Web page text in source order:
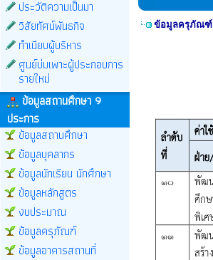
ประวัติความเป็นมา
วิสัยทัศน์พันธกิจ
ทำเนียบผู้บริหาร
ศูนย์บ่มเพาะผู้ประกอบการ
รายใหม่
ข้อมูลสถานศึกษา 9
ประการ
ข้อมูลสถานศึกษา
ข้อมูลบุคลากร
ข้อมูลนักเรียน นักศึกษา
ข้อมูลหลักสูตร
งบประมาณ
ข้อมูลครุภัณฑ์
ข้อมูลอาคารสถานที่
ข้อมูลครุภัณฑ์